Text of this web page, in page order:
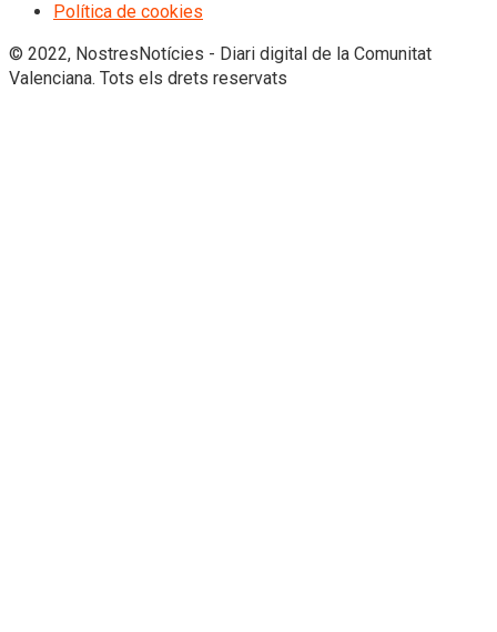
Política de cookies
© 2022, NostresNotícies - Diari digital de la Comunitat
Valenciana. Tots els drets reservats